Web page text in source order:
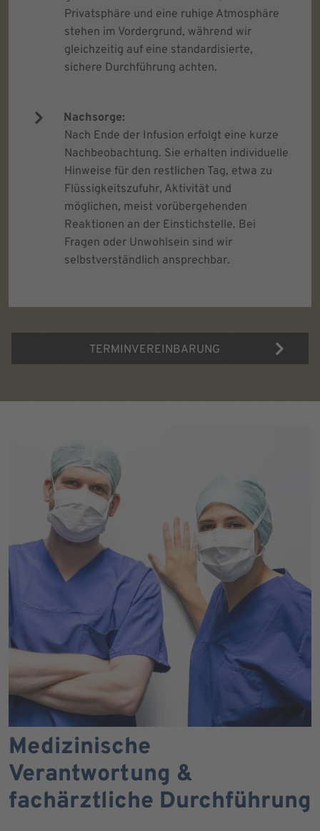
Privatsphäre und eine ruhige Atmosphäre
stehen im Vordergrund, während wir
gleichzeitig auf eine standardisierte,
sichere Durchführung achten.
Nachsorge:
Nach Ende der Infusion erfolgt eine kurze
Nachbeobachtung. Sie erhalten individuelle
Hinweise für den restlichen Tag, etwa zu
Flüssigkeitszufuhr, Aktivität und
möglichen, meist vorübergehenden
Reaktionen an der Einstichstelle. Bei
Fragen oder Unwohlsein sind wir
selbstverständlich ansprechbar.
TERMINVEREINBARUNG
Medizinische
Verantwortung &
fachärztliche Durchführung